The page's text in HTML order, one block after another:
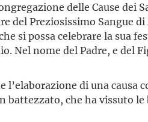
delle Cause dei
del Preziosissimo Sangue di
si possa celebrare la sua
Nel nome del Padre, e del
di una causa
battezzato, che ha vissuto